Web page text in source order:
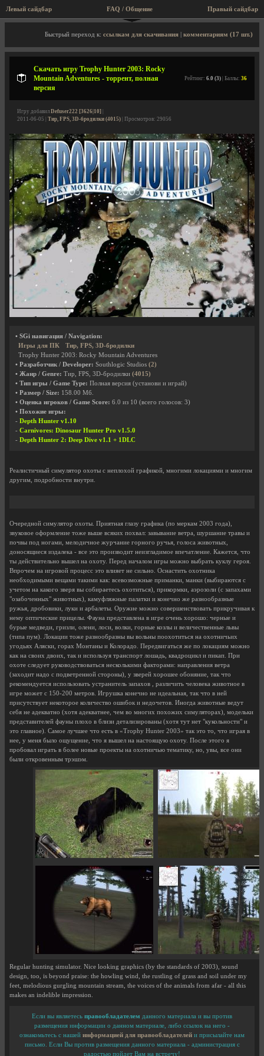
Левый сайдбар Правый сайдбар
FAQ / Общение
Описание игры, торрент, скриншоты, видео
Быстрый переход к: ссылкам для скачивания комментариям (17 шт.)
Скачать игру Trophy Hunter 2003: Rocky
Mountain Adventures - торрент, полная
версия
Рейтинг: 6.0 (3) | Баллы: 36
Игру добавил Defuser222 [3626|10]
2011-06-05 | Тир, FPS, 3D-бродилки (4015) | Просмотров: 29056
• SGi навигация / Navigation:
Игры для ПК
Тир, FPS, 3D-бродилки
Trophy Hunter 2003: Rocky Mountain Adventures
• Разработчик / Developer: Southlogic Studios (2)
• Жанр / Genre: Тир, FPS, 3D-бродилки (4015)
• Тип игры / Game Type: Полная версия (установи и играй)
• Размер / Size: 158.00 Мб.
• Оценка игроков / Game Score: 6.0 из 10 (всего голосов: 3)
• Похожие игры:
- Depth Hunter v1.10
- Carnivores: Dinosaur Hunter Pro v1.5.0
- Depth Hunter 2: Deep Dive v1.1 + 1DLC
Реалистичный симулятор охоты с неплохой графикой, многими локациями и многим
другим, подробности внутри.
Очередной симулятор охоты. Приятная глазу графика (по меркам 2003 года),
звуковое оформление тоже выше всяких похвал: завывание ветра, шуршание травы и
почвы под ногами, мелодичное журчание горного ручья, голоса животных,
доносящиеся издалека - все это производит неизгладимое впечатление. Кажется, что
ты действительно вышел на охоту. Перед началом игры можно выбрать куклу героя.
Впрочем на игровой процесс это влияет не сильно. Оснастить охотника
необходимыми вещами такими как: всевозможные приманки, манки (выбираются с
учетом на какого зверя вы собираетесь охотиться), прикормки, аэрозоли (с запахами
"озабоченных" животных), камуфляжные палатки и конечно же разнообразные
ружья, дробовики, луки и арбалеты. Оружие можно совершенствовать прикручивая к
нему оптические прицелы. Фауна представлена в игре очень хорошо: черные и
бурые медведи, гризли, олени, лоси, волки, горные козлы и величественные львы
(типа пум). Локации тоже разнообразны вы вольны поохотиться на охотничьих
угодьях Аляски, горах Монтаны и Колорадо. Передвигаться же по локациям можно
как на своих двоих, так и используя транспорт лошадь, квадроцикл и пикап. При
охоте следует руководствоваться несколькими факторами: направления ветра
(заходит надо с подветренной стороны), у зверей хорошее обоняние, так что
рекомендуется использовать устранитель запахов , различить человека животное в
игре может с 150-200 метров. Игрушка конечно не идеальная, так что в ней
присутствует некоторое количество ошибок и недочетов. Иногда животные ведут
себя не адекватно (хотя адекватнее, чем во многих похожих симуляторах), модельки
представителей фауны плохо в близи детализированы (хотя тут нет "кукольности" и
это главное). Самое лучшее что есть в «Trophy Hunter 2003» так это то, что играя в
нее, у меня было ощущение, что я вышел на настоящую охоту. После этого я
пробовал играть в более новые проекты на охотничью тематику, но, увы, все они
были откровенным трэшэм.
Regular hunting simulator. Nice looking graphics (by the standards of 2003), sound
design, too, is beyond praise: the howling wind, the rustling of grass and soil under my
feet, melodious gurgling mountain stream, the voices of the animals from afar - all this
makes an indelible impression.
Если вы являетесь правообладателем данного материала и вы против
размещения информации о данном материале, либо ссылок на него -
ознакомьтесь с нашей информацией для правообладателей и присылайте нам
письмо. Если Вы против размещения данного материала - администрация с
радостью пойдет Вам на встречу!